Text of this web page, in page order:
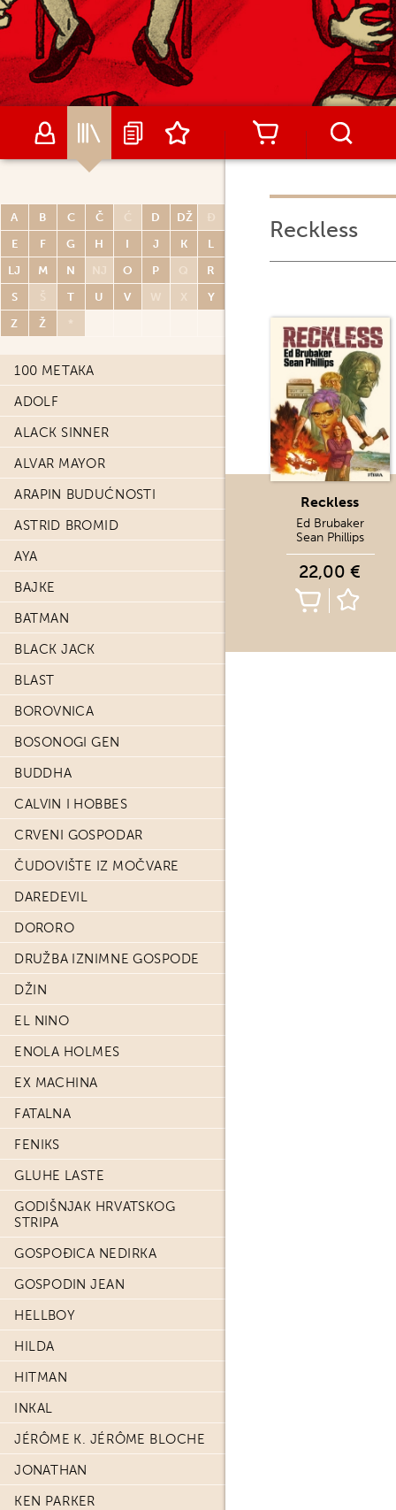
A B C Č Ć D DŽ
Đ
E
F G H I J K
L
LJ
M N NJ O P Q
R
S
Š T U V W X
Y
Z
Ž *
100 METAKA
ADOLF
ALACK SINNER
ALVAR MAYOR
ARAPIN BUDUĆNOSTI
ASTRID BROMID
AYA
BAJKE
BATMAN
BLACK JACK
BLAST
BOROVNICA
BOSONOGI GEN
BUDDHA
CALVIN I HOBBES
CRVENI GOSPODAR
ČUDOVIŠTE IZ MOČVARE
DAREDEVIL
DORORO
DRUŽBA IZNIMNE GOSPODE
DŽIN
EL NINO
ENOLA HOLMES
EX MACHINA
FATALNA
FENIKS
GLUHE LASTE
GODIŠNJAK HRVATSKOG
STRIPA
GOSPOĐICA NEDIRKA
GOSPODIN JEAN
HELLBOY
HILDA
HITMAN
INKAL
JÉRÔME K. JÉRÔME BLOCHE
JONATHAN
KEN PARKER
Reckless
Reckless
Ed Brubaker
Sean Phillips
22,00 €